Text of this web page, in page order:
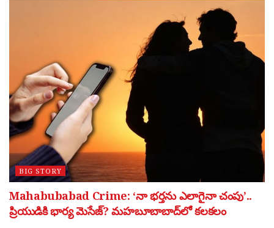
BIG STORY
Mahabubabad Crime: ‘నా భర్తను ఎలాగైనా చంపు’..
ప్రియుడికి భార్య మెసేజ్? మహబూబాబాద్‌లో కలకలం